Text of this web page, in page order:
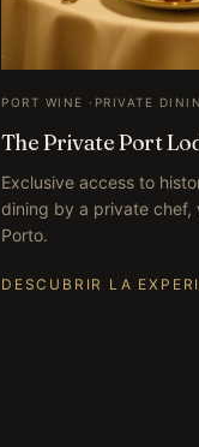
PORT WINE · PRIVATE
The Private Port
Exclusive access to
dining by a private chef,
Porto.
DESCUBRIR LA